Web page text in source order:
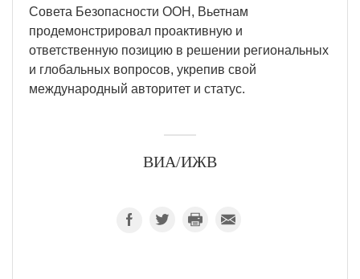
Совета Безопасности ООН, Вьетнам
продемонстрировал проактивную и
ответственную позицию в решении региональных
и глобальных вопросов, укрепив свой
международный авторитет и статус.
ВИА/ИЖВ